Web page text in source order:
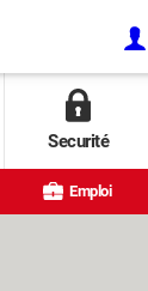
Securité
Emploi